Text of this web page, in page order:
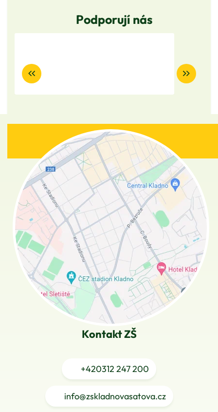
Podporují nás
Kontakt ZŠ
+420312 247 200
info@zskladnovasatova.cz